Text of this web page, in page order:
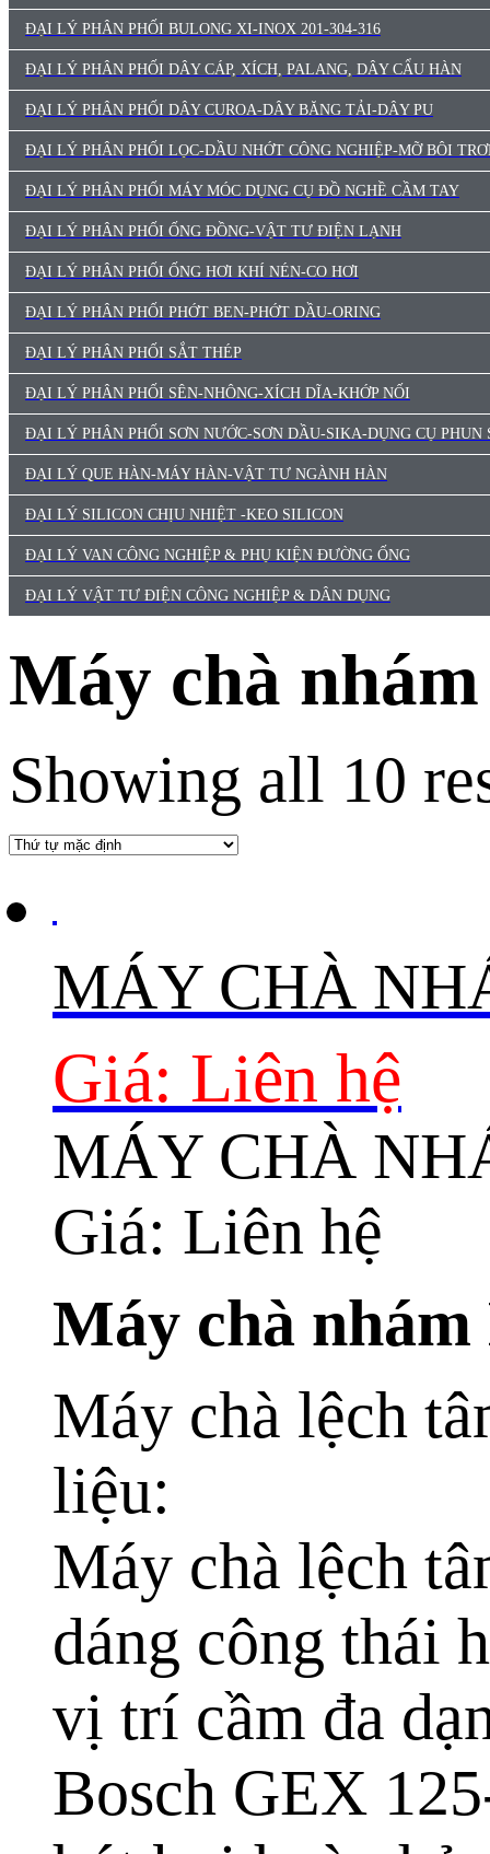
ĐẠI LÝ PHÂN PHỐI BULONG XI-INOX 201-304-316
ĐẠI LÝ PHÂN PHỐI DÂY CÁP, XÍCH, PALANG, DÂY CẨU HÀN
ĐẠI LÝ PHÂN PHỐI DÂY CUROA-DÂY BĂNG TẢI-DÂY PU
ĐẠI LÝ PHÂN PHỐI LỌC-DẦU NHỚT CÔNG NGHIỆP-MỠ BÔI
ĐẠI LÝ PHÂN PHỐI MÁY MÓC DỤNG CỤ ĐỒ NGHỀ CẦM TAY
ĐẠI LÝ PHÂN PHỐI ỐNG ĐỒNG-VẬT TƯ ĐIỆN LẠNH
ĐẠI LÝ PHÂN PHỐI ỐNG HƠI KHÍ NÉN-CO HƠI
ĐẠI LÝ PHÂN PHỐI PHỚT BEN-PHỚT DẦU-ORING
ĐẠI LÝ PHÂN PHỐI SẮT THÉP
ĐẠI LÝ PHÂN PHỐI SÊN-NHÔNG-XÍCH DĨA-KHỚP NỐI
ĐẠI LÝ PHÂN PHỐI SƠN NƯỚC-SƠN DẦU-SIKA-DỤNG CỤ PHUN
ĐẠI LÝ QUE HÀN-MÁY HÀN-VẬT TƯ NGÀNH HÀN
ĐẠI LÝ SILICON CHỊU NHIỆT -KEO SILICON
ĐẠI LÝ VAN CÔNG NGHIỆP & PHỤ KIỆN ĐƯỜNG ỐNG
ĐẠI LÝ VẬT TƯ ĐIỆN CÔNG NGHIỆP & DÂN DỤNG
Máy chà nhám
Showing all 10
MÁY CHÀ
Giá: Liên hệ
MÁY CHÀ
Giá: Liên hệ
Máy chà nhám
Máy chà lệch
liệu:
Máy chà lệch
dáng công thái
vị trí cầm đa
Bosch GEX